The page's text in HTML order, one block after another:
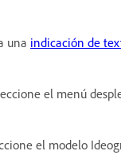
una indicación de
el menú
el modelo